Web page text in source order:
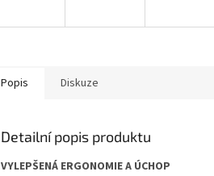
Popis Diskuze
Detailní popis produktu
VYLEPŠENÁ ERGONOMIE A ÚCHOP